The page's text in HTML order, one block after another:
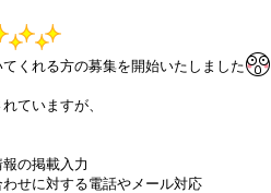
くれる方の募集を開始いたしました
ていますが、
の掲載入力
せに対する電話やメール対応